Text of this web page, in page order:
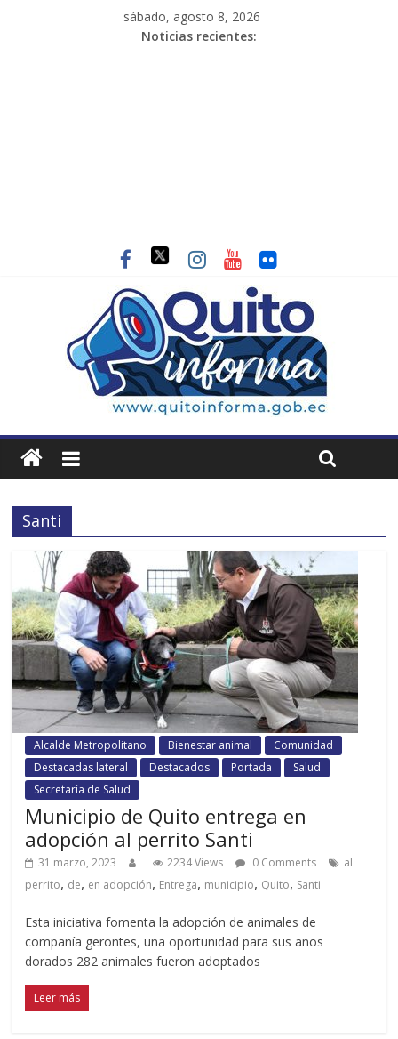
sábado, agosto 8, 2026
Noticias recientes:
Santi
Alcalde Metropolitano Bienestar animal
Comunidad
Destacadas lateral
Destacados Portada
Salud
Secretaría de Salud
Municipio de Quito entrega en
adopción al perrito Santi
31 marzo, 2023 2234 Views 0 Comments
al
perrito, de, en adopción, Entrega, municipio, Quito, Santi
Esta iniciativa fomenta la adopción de animales de
compañía gerontes, una oportunidad para sus años
dorados 282 animales fueron adoptados
Leer más